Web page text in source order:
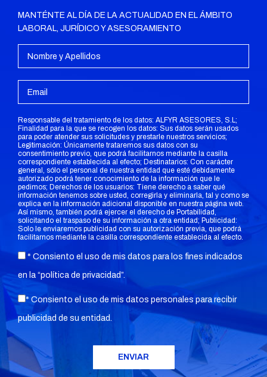
MANTÉNTE AL DÍA DE LA ACTUALIDAD EN EL ÁMBITO
LABORAL, JURÍDICO Y ASESORAMIENTO
Responsable del tratamiento de los datos: ALFYR ASESORES, S.L;
Finalidad para la que se recogen los datos: Sus datos serán usados
para poder atender sus solicitudes y prestarle nuestros servicios;
Legitimación: Únicamente trataremos sus datos con su
consentimiento previo, que podrá facilitarnos mediante la casilla
correspondiente establecida al efecto; Destinatarios: Con carácter
general, sólo el personal de nuestra entidad que esté debidamente
autorizado podrá tener conocimiento de la información que le
pedimos; Derechos de los usuarios: Tiene derecho a saber qué
información tenemos sobre usted, corregirla y eliminarla, tal y como se
explica en la información adicional disponible en nuestra página web.
Así mismo, también podrá ejercer el derecho de Portabilidad,
solicitando el traspaso de su información a otra entidad; Publicidad:
Solo le enviaremos publicidad con su autorización previa, que podrá
facilitarnos mediante la casilla correspondiente establecida al efecto.
* Consiento el uso de mis datos para los fines indicados
en la “política de privacidad”.
* Consiento el uso de mis datos personales para recibir
publicidad de su entidad.